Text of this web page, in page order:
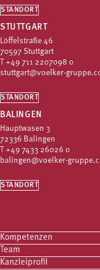
STANDORT
STUTTGART
Löffelstraße 46
70597 Stuttgart
T +49 711 2207098 0
stuttgart@voelker-
STANDORT
BALINGEN
Hauptwasen 3
72336 Balingen
T +49 7433 26026 0
balingen@voelker-
STANDORT
Kompetenzen
Team
Kanzleiprofil